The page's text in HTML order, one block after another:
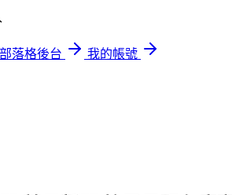
落格後台
我的帳號